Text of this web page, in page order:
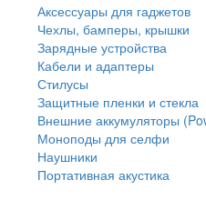
Аксессуары для гаджетов
Чехлы, бамперы, крышки
Зарядные устройства
Кабели и адаптеры
Стилусы
Защитные пленки и стекла
Внешние аккумуляторы
Моноподы для селфи
Наушники
Портативная акустика